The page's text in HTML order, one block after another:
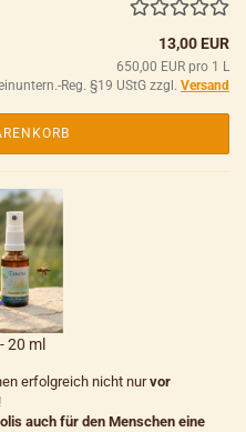
13,00 EUR
650,00 EUR pro 1 L
Reg. §19 UStG zzgl. Versand
20 ml
erfolgreich nicht nurvor
!
auch für den Menschen eine